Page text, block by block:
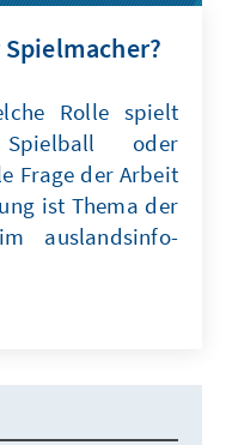
Rolle spielt
oder
Frage der Arbeit
ist Thema der
auslandsinfo-